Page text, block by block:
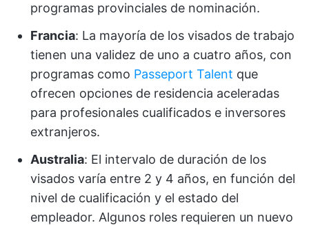
programas provinciales de nominación.
Francia: La mayoría de los visados de trabajo
tienen una validez de uno a cuatro años, con
programas como Passeport Talent que
ofrecen opciones de residencia aceleradas
para profesionales cualificados e inversores
extranjeros.
Australia: El intervalo de duración de los
visados varía entre 2 y 4 años, en función del
nivel de cualificación y el estado del
empleador. Algunos roles requieren un nuevo